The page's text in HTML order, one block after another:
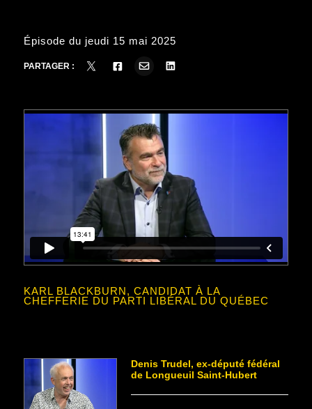
Épisode du jeudi 15 mai 2025
PARTAGER :
KARL BLACKBURN, CANDIDAT À LA
CHEFFERIE DU PARTI LIBÉRAL DU QUÉBEC
Denis Trudel, ex-député fédéral
de Longueuil Saint-Hubert